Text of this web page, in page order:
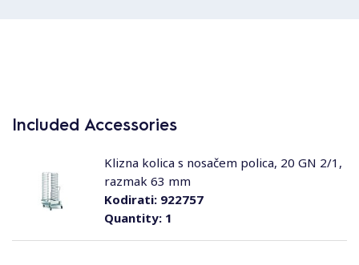
Included Accessories
Quantity:1
Kodirati:922757
Klizna kolica s nosačem polica, 20 GN 2/1,
razmak 63 mm